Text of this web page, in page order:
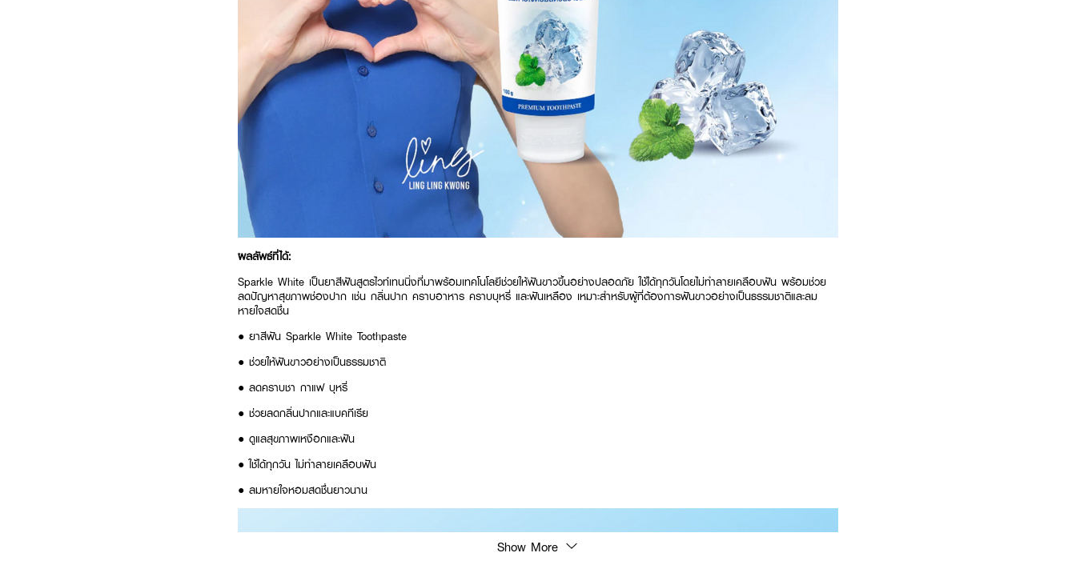
ผลลัพธ์ที่ได้:
Sparkle White เป็นยาสีฟันสูตรไวท์เทนนิ่งที่มาพร้อมเทคโนโลยีช่วยให้ฟันขาวขึ้นอย่างปลอดภัย ใช้ได้ทุกวันโดยไม่ทำลายเคลือบฟัน พร้อมช่วย
ลดปัญหาสุขภาพช่องปาก เช่น กลิ่นปาก คราบอาหาร คราบบุหรี่ และฟันเหลือง เหมาะสำหรับผู้ที่ต้องการฟันขาวอย่างเป็นธรรมชาติและลม
หายใจสดชื่น
● ยาสีฟัน Sparkle White Toothpaste
● ช่วยให้ฟันขาวอย่างเป็นธรรมชาติ
● ลดคราบชา กาแฟ บุหรี่
● ช่วยลดกลิ่นปากและแบคทีเรีย
● ดูแลสุขภาพเหงือกและฟัน
● ใช้ได้ทุกวัน ไม่ทำลายเคลือบฟัน
● ลมหายใจหอมสดชื่นยาวนาน
Show More